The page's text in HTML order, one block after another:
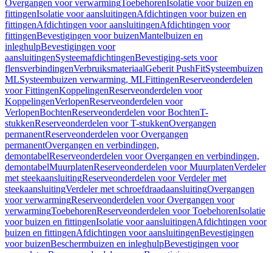
Overgangen voor verwarmingToebehorenIsolatie voor buizen en
fittingenIsolatie voor aansluitingenAfdichtingen voor buizen en
fittingenAfdichtingen voor aansluitingenAfdichtingen voor
fittingenBevestigingen voor buizenMantelbuizen en
inleghulpBevestigingen voor
aansluitingenSysteemafdichtingenBevestiging-sets voor
flensverbindingenVerbruiksmateriaalGeberit PushFitSysteembuizen
MLSysteembuizen verwarming, MLFittingenReserveonderdelen
voor FittingenKoppelingenReserveonderdelen voor
KoppelingenVerlopenReserveonderdelen voor
VerlopenBochtenReserveonderdelen voor BochtenT-
stukkenReserveonderdelen voor T-stukkenOvergangen
permanentReserveonderdelen voor Overgangen
permanentOvergangen en verbindingen,
demontabelReserveonderdelen voor Overgangen en verbindingen,
demontabelMuurplatenReserveonderdelen voor MuurplatenVerdeler
met steekaansluitingReserveonderdelen voor Verdeler met
steekaansluitingVerdeler met schroefdraadaansluitingOvergangen
voor verwarmingReserveonderdelen voor Overgangen voor
verwarmingToebehorenReserveonderdelen voor ToebehorenIsolatie
voor buizen en fittingenIsolatie voor aansluitingenAfdichtingen voor
buizen en fittingenAfdichtingen voor aansluitingenBevestigingen
voor buizenBeschermbuizen en inleghulpBevestigingen voor